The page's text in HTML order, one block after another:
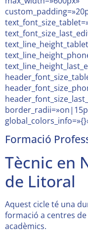
Formació
Tècnic en
de Litoral
Aquest cicle té una
formació a centres
acadèmics.